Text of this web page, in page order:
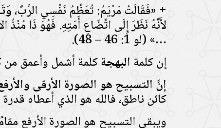
+ «فَقَالَتْ مَرْيَمُ: تُعَظِّمُ نَفْسِي الرَّبَّ،
لأَنَّهُ نَظَرَ إِلَى اتِّضَاعِ أَمَتِهِ. فَهُوَ ذَا مُنْذُ
…» (لو 1: 46 – 48).
إن كلمة البهجةكلمة أشمل وأعمق من
إنَّ التسبيح هو الصورة الأرقى
كائن ناطق، فالله هو الذي أعطاه
ويبقى التسبيح هو الصورة الأرفع